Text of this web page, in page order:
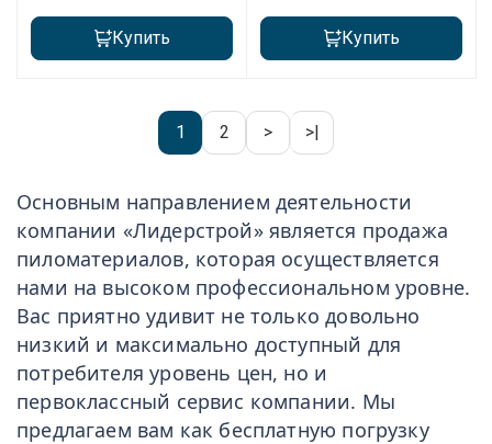
Купить Купить
1 2 > >|
Основным направлением деятельности
компании «Лидерстрой» является продажа
пиломатериалов, которая осуществляется
нами на высоком профессиональном уровне.
Вас приятно удивит не только довольно
низкий и максимально доступный для
потребителя уровень цен, но и
первоклассный сервис компании. Мы
предлагаем вам как бесплатную погрузку